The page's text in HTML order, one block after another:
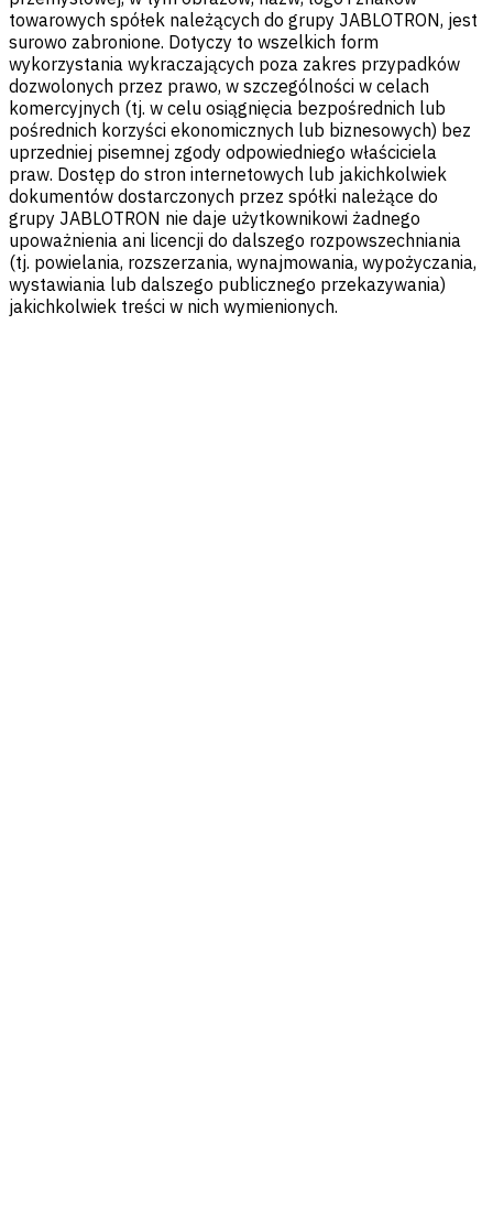
towarowych spółek należących do grupy JABLOTRON, jest
surowo zabronione. Dotyczy to wszelkich form
wykorzystania wykraczających poza zakres przypadków
dozwolonych przez prawo, w szczególności w celach
komercyjnych (tj. w celu osiągnięcia bezpośrednich lub
pośrednich korzyści ekonomicznych lub biznesowych) bez
uprzedniej pisemnej zgody odpowiedniego właściciela
praw. Dostęp do stron internetowych lub jakichkolwiek
dokumentów dostarczonych przez spółki należące do
grupy JABLOTRON nie daje użytkownikowi żadnego
upoważnienia ani licencji do dalszego rozpowszechniania
(tj. powielania, rozszerzania, wynajmowania, wypożyczania,
wystawiania lub dalszego publicznego przekazywania)
jakichkolwiek treści w nich wymienionych.